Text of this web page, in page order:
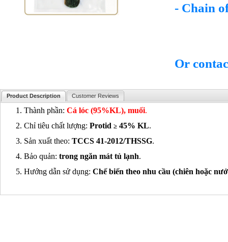
- Chain
Or
Product Description Customer Reviews
1. Thành phần: Cá lóc (95%KL), muối.
2. Chỉ tiêu chất lượng: Protid ≥ 45% KL.
3. Sản xuất theo: TCCS 41-2012/THSSG.
4. Bảo quản: trong ngăn mát tủ lạnh.
5. Hướng dẫn sử dụng: Chế biến theo nhu cầu (chiên hoặc